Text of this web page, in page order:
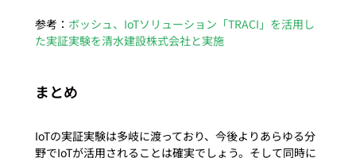
参考： ボッシュ、IoTソリューション「TRACI」を活用し
た実証実験を清水建設株式会社と実施
まとめ
IoTの実証実験は多岐に渡っており、今後よりあらゆる分
野でIoTが活用されることは確実でしょう。そして同時に